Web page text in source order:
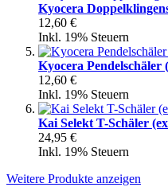
Kyocera
12,60 €
Inkl. 19% Steuern
Kyocera Pendelschäler
12,60 €
Inkl. 19% Steuern
Kai Selekt T-Schäler
24,95 €
Inkl. 19% Steuern
Weitere Produkte anzeigen